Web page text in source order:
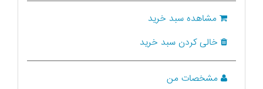
مشاهده سبد خرید
خالی کردن سبد خرید
مشخصات من